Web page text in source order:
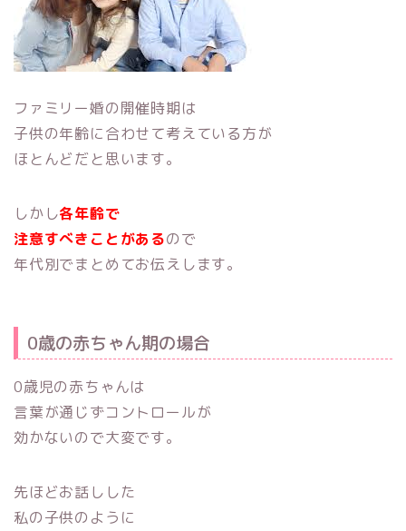
ファミリー婚の開催時期は
子供の年齢に合わせて考えている方が
ほとんどだと思います。
しかし各年齢で
注意すべきことがあるので
年代別でまとめてお伝えします。
0歳の赤ちゃん期の場合
0歳児の赤ちゃんは
言葉が通じずコントロールが
効かないので大変です。
先ほどお話しした
私の子供のように